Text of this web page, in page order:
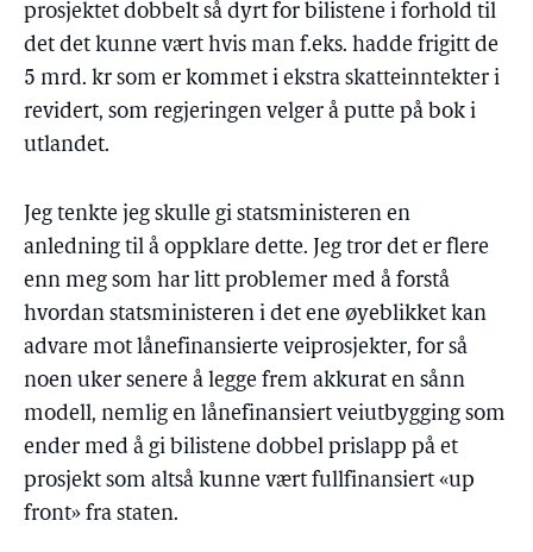
prosjektet dobbelt så dyrt for bilistene i forhold til
det det kunne vært hvis man f.eks. hadde frigitt de
5 mrd. kr som er kommet i ekstra skatteinntekter i
revidert, som regjeringen velger å putte på bok i
utlandet.
Jeg tenkte jeg skulle gi statsministeren en
anledning til å oppklare dette. Jeg tror det er flere
enn meg som har litt problemer med å forstå
hvordan statsministeren i det ene øyeblikket kan
advare mot lånefinansierte veiprosjekter, for så
noen uker senere å legge frem akkurat en sånn
modell, nemlig en lånefinansiert veiutbygging som
ender med å gi bilistene dobbel prislapp på et
prosjekt som altså kunne vært fullfinansiert «up
front» fra staten.